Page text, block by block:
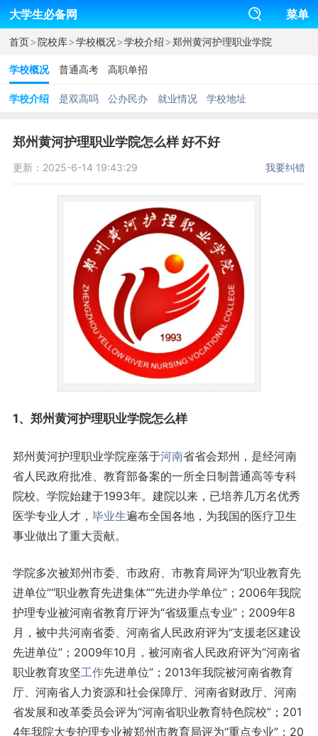
大学生必备网 菜单
首页>院校库>学校概况>学校介绍>郑州黄河护理职业学院
学校概况 普通高考 高职单招
学校介绍 是双高吗 公办民办 就业情况 学校地址
郑州黄河护理职业学院怎么样 好不好
更新：2025-6-14 19:43:29 我要纠错
1、郑州黄河护理职业学院怎么样
郑州黄河护理职业学院座落于河南省省会郑州，是经河南
省人民政府批准、教育部备案的一所全日制普通高等专科
院校。学院始建于1993年。建院以来，已培养几万名优秀
医学专业人才， 毕业生遍布全国各地，为我国的医疗卫生
事业做出了重大贡献。
学院多次被郑州市委、市政府、市教育局评为“职业教育先
进单位”“职业教育先进集体”“先进办学单位”；2006年我院
护理专业被河南省教育厅评为“省级重点专业”；2009年8
月，被中共河南省委、河南省人民政府评为“支援老区建设
先进单位”；2009年10月，被河南省人民政府评为“河南省
职业教育攻坚工作先进单位”；2013年我院被河南省教育
厅、河南省人力资源和社会保障厅、河南省财政厅、河南
省发展和改革委员会评为“河南省职业教育特色院校”；201
4年我院大专护理专业被郑州市教育局评为“重点专业”；20